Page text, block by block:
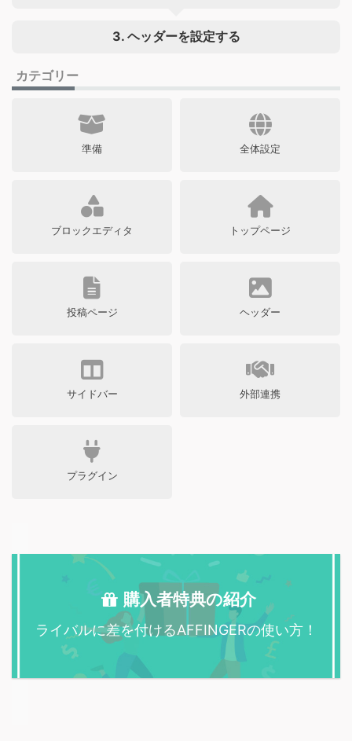
3. ヘッダーを設定する
カテゴリー
準備 全体設定
ブロックエディタ トップページ
投稿ページ ヘッダー
サイドバー 外部連携
プラグイン
購入者特典の紹介
ライバルに差を付けるAFFINGERの使い方！